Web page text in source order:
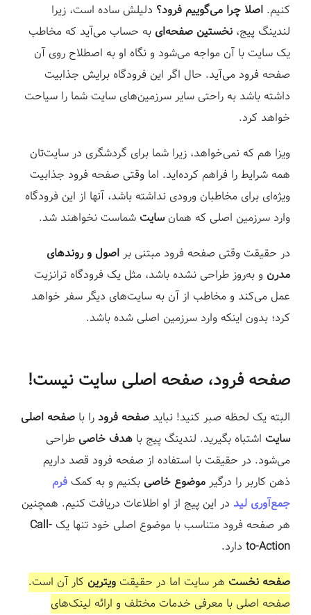
کنیم. اصلا چرا می‌گوییم فرود؟ دلیلش ساده است، زیرا
لندینگ پیج، نخستین صفحه‌ای به حساب می‌آید که مخاطب
یک سایت با آن مواجه می‌شود و نگاه او به اصطلاح روی آن
صفحه فرود می‌آید. حال اگر این فرودگاه برایش جذابیت
داشته باشد به راحتی سایر سرزمین‌های سایت شما را سیاحت
خواهد کرد.
ویزا هم که نمی‌خواهد، زیرا شما برای گردشگری در سایت‌تان
همه شرایط را فراهم کرده‌اید. اما وقتی صفحه فرود جذابیت
ویژه‌ای برای مخاطبان ورودی نداشته باشد، آنها از این فرودگاه
وارد سرزمین اصلی که همانسایت شماست نخواهند شد.
در حقیقت وقتی صفحه فرود مبتنی براصول و روندهای
مدرن و به‌روز طراحی نشده باشد، مثل یک فرودگاه ترانزیت
عمل می‌کند و مخاطب از آن به سایت‌های دیگر سفر خواهد
کرد؛ بدون اینکه وارد سرزمین اصلی شده باشد. ⁣
صفحه فرود، صفحه اصلی سایت نیست!
البته یک لحظه صبر کنید! نباید صفحه فرود را با صفحه اصلی
سایت اشتباه بگیرید. لندینگ پیج با هدف خاصی طراحی
می‌شود. در حقیقت با استفاده از صفحه فرود قصد داریم
ذهن کاربر را درگیرموضوع خاصی بکنیم و به کمک فرم
جمع‌آوری لید در این پیج از او اطلاعات دریافت کنیم. همچنین
هر صفحه فرود متناسب با موضوع اصلی خود تنها یک Call-
to-Action دارد.⁣
صفحه نخست هر سایت اما در حقیقت ویترین کار آن است.
صفحه اصلی با معرفی خدمات مختلف و ارائه لینک‌های